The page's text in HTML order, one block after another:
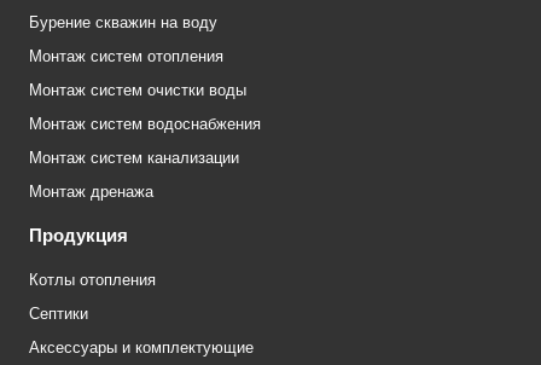
Бурение скважин на воду
Монтаж систем отопления
Монтаж систем очистки воды
Монтаж систем водоснабжения
Монтаж систем канализации
Монтаж дренажа
Продукция
Котлы отопления
Септики
Аксессуары и комплектующие